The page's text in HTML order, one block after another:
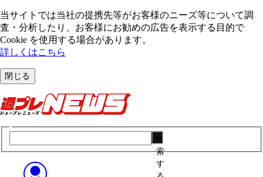
当サイトでは当社の提携先等がお客様のニーズ等について調
査・分析したり、お客様にお勧めの広告を表⽰する⽬的で
Cookie を使⽤する場合があります。
詳しくはこちら
閉じる
索
す